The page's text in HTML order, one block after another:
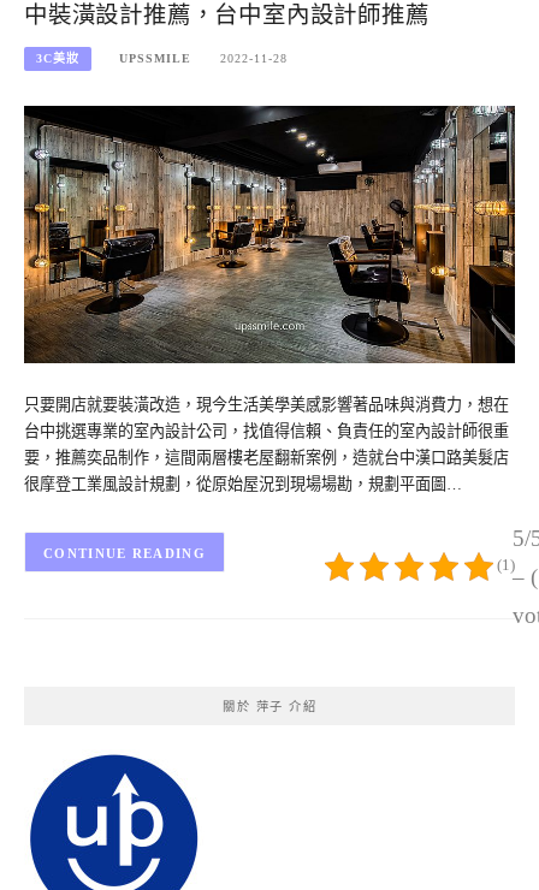
中裝潢設計推薦，台中室內設計師推薦
3C美妝 UPSSMILE 2022-11-28
只要開店就要裝潢改造，現今生活美學美感影響著品味與消費力，想在
台中挑選專業的室內設計公司，找值得信賴、負責任的室內設計師很重
要，推薦奕品制作，這間兩層樓老屋翻新案例，造就台中漢口路美髮店
很摩登工業風設計規劃，從原始屋況到現場場勘，規劃平面圖…
5/
–
(1)
CONTINUE READING
關於 萍子 介紹